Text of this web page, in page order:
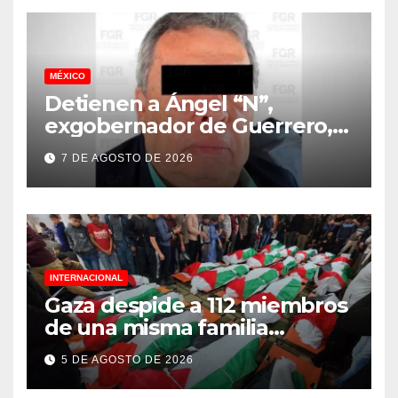
MÉXICO
Detienen a Ángel “N”,
exgobernador de Guerrero,
vinculado a la desaparición
de los 43 normalistas de
Ayotzinapa
7 DE AGOSTO DE 2026
INTERNACIONAL
Gaza despide a 112 miembros
de una misma familia
asesinados durante el
genocidio
5 DE AGOSTO DE 2026